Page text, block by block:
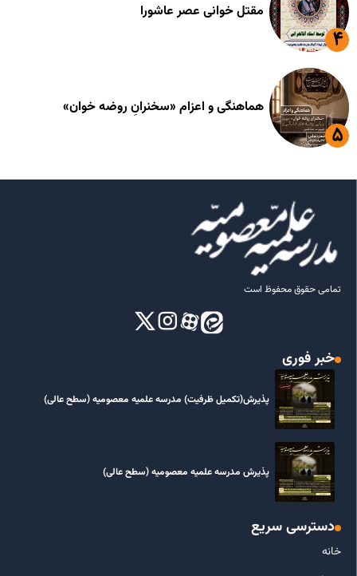
مقتل خوانی عصر عاشورا
هماهنگی و اعزام «سخنرانِ روضه خوان»
تمامی حقوق محفوظ است
خبر فوری
پذیرش(تکمیل ظرفیت) مدرسه علمیه معصومیه‌ (سطح عالی)
پذیرش مدرسه علمیه معصومیه‌ (سطح عالی)
دسترسی سریع
خانه